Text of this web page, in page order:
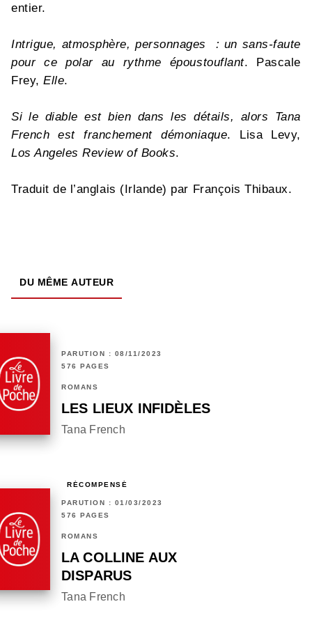
entier.
Intrigue, atmosphère, personnages : un sans-faute
pour ce polar au rythme époustouflant. Pascale
Frey,Elle.
Si le diable est bien dans les détails, alors Tana
French est franchement démoniaque. Lisa Levy,
Los Angeles Review of Books.
Traduit de l’anglais (Irlande) par François Thibaux.
DU MÊME AUTEUR
PARUTION : 08/11/2023
576 PAGES
ROMANS
LES LIEUX INFIDÈLES
Tana French
RÉCOMPENSÉ
PARUTION : 01/03/2023
576 PAGES
ROMANS
LA COLLINE AUX
DISPARUS
Tana French